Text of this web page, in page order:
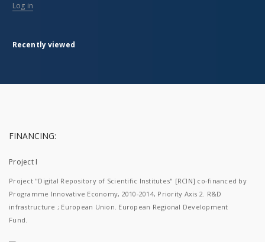
Log in
Recently viewed
FINANCING:
Project I
Project "Digital Repository of Scientific Institutes" [RCIN] co-financed by
Programme Innovative Economy, 2010-2014, Priority Axis 2. R&D
infrastructure ; European Union. European Regional Development
Fund.